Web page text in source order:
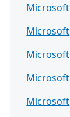
Microsoft
Microsoft
Microsoft
Microsoft
Microsoft